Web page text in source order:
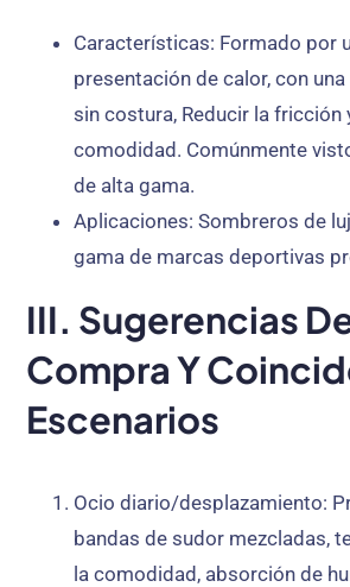
Características: Formado por
presentación de calor, con
sin costura, Reducir la fricción
comodidad. Comúnmente
de alta gama.
Aplicaciones: Sombreros de
gama de marcas deportivas
III. Sugerencias
Compra Y
Escenarios
Ocio diario/desplazamiento:
bandas de sudor mezcladas,
la comodidad, absorción de